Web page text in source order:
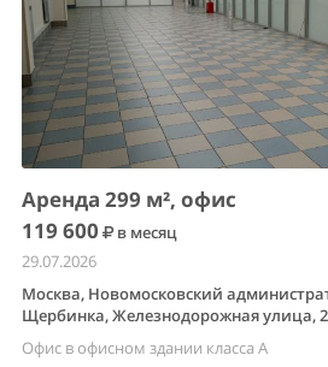
Аренда 299 м², офис
119 600
в месяц
29.07.2026
Москва, Новомосковский
Щербинка, Железнодорожная улица,
Офис в офисном здании класса A